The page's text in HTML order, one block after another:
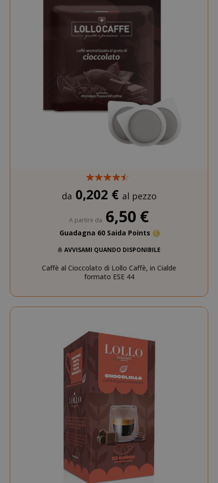
da 0,202 € al pezzo
A partire da 6,50 €
Guadagna 60 Saida Points
AVVISAMI QUANDO DISPONIBILE
Caffè al Cioccolato di Lollo Caffè, in Cialde
formato ESE 44